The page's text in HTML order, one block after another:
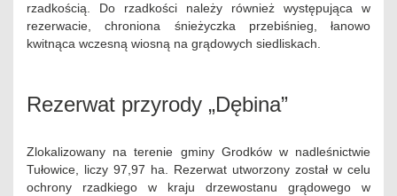
rzadkością. Do rzadkości należy również występująca w
rezerwacie, chroniona śnieżyczka przebiśnieg, łanowo
kwitnąca wczesną wiosną na grądowych siedliskach.
Rezerwat przyrody „Dębina”
Zlokalizowany na terenie gminy Grodków w nadleśnictwie
Tułowice, liczy 97,97 ha. Rezerwat utworzony został w celu
ochrony rzadkiego w kraju drzewostanu grądowego w